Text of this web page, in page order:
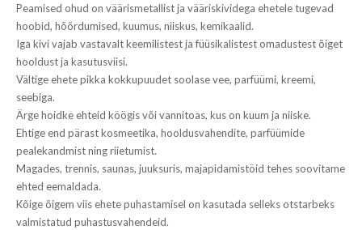
Peamised ohud on väärismetallist ja vääriskividega ehetele tugevad
hoobid, hõõrdumised, kuumus, niiskus, kemikaalid.
Iga kivi vajab vastavalt keemilistest ja füüsikalistest omadustest õiget
hooldust ja kasutusviisi.
Vältige ehete pikka kokkupuudet soolase vee, parfüümi, kreemi,
seebiga.
Ärge hoidke ehteid köögis või vannitoas, kus on kuum ja niiske.
Ehtige end pärast kosmeetika, hooldusvahendite, parfüümide
pealekandmist ning riietumist.
Magades, trennis, saunas, juuksuris, majapidamistöid tehes soovitame
ehted eemaldada.
Kõige õigem viis ehete puhastamisel on kasutada selleks otstarbeks
valmistatud puhastusvahendeid.